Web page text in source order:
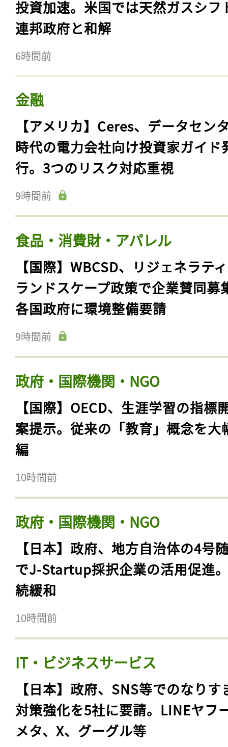
投資加速。米国では天然ガスシフ
連邦政府と和解
6時間前
金融
【アメリカ】Ceres、データセン
時代の電力会社向け投資家ガイド
行。3つのリスク対応重視
9時間前
食品・消費財・アパレル
【国際】WBCSD、リジェネラテ
ランドスケープ政策で企業賛同募
各国政府に環境整備要請
9時間前
政府・国際機関・NGO
【国際】OECD、生涯学習の指標
案提示。従来の「教育」概念を大
編
10時間前
政府・国際機関・NGO
【日本】政府、地方自治体の4号
でJ-Startup採択企業の活用促進
続緩和
10時間前
IT・ビジネスサービス
【日本】政府、SNS等でのなりす
対策強化を5社に要請。LINEヤフ
メタ、X、グーグル等